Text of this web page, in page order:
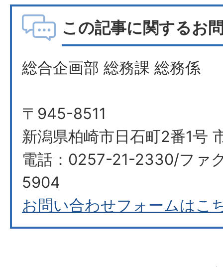
この記事に関するお
総合企画部 総務課 総務係
〒945-8511
新潟県柏崎市日石町2番1号
電話：0257-21-2330/ファ
5904
お問い合わせフォームはこ